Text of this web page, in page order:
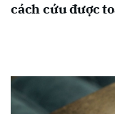
cách cứu được